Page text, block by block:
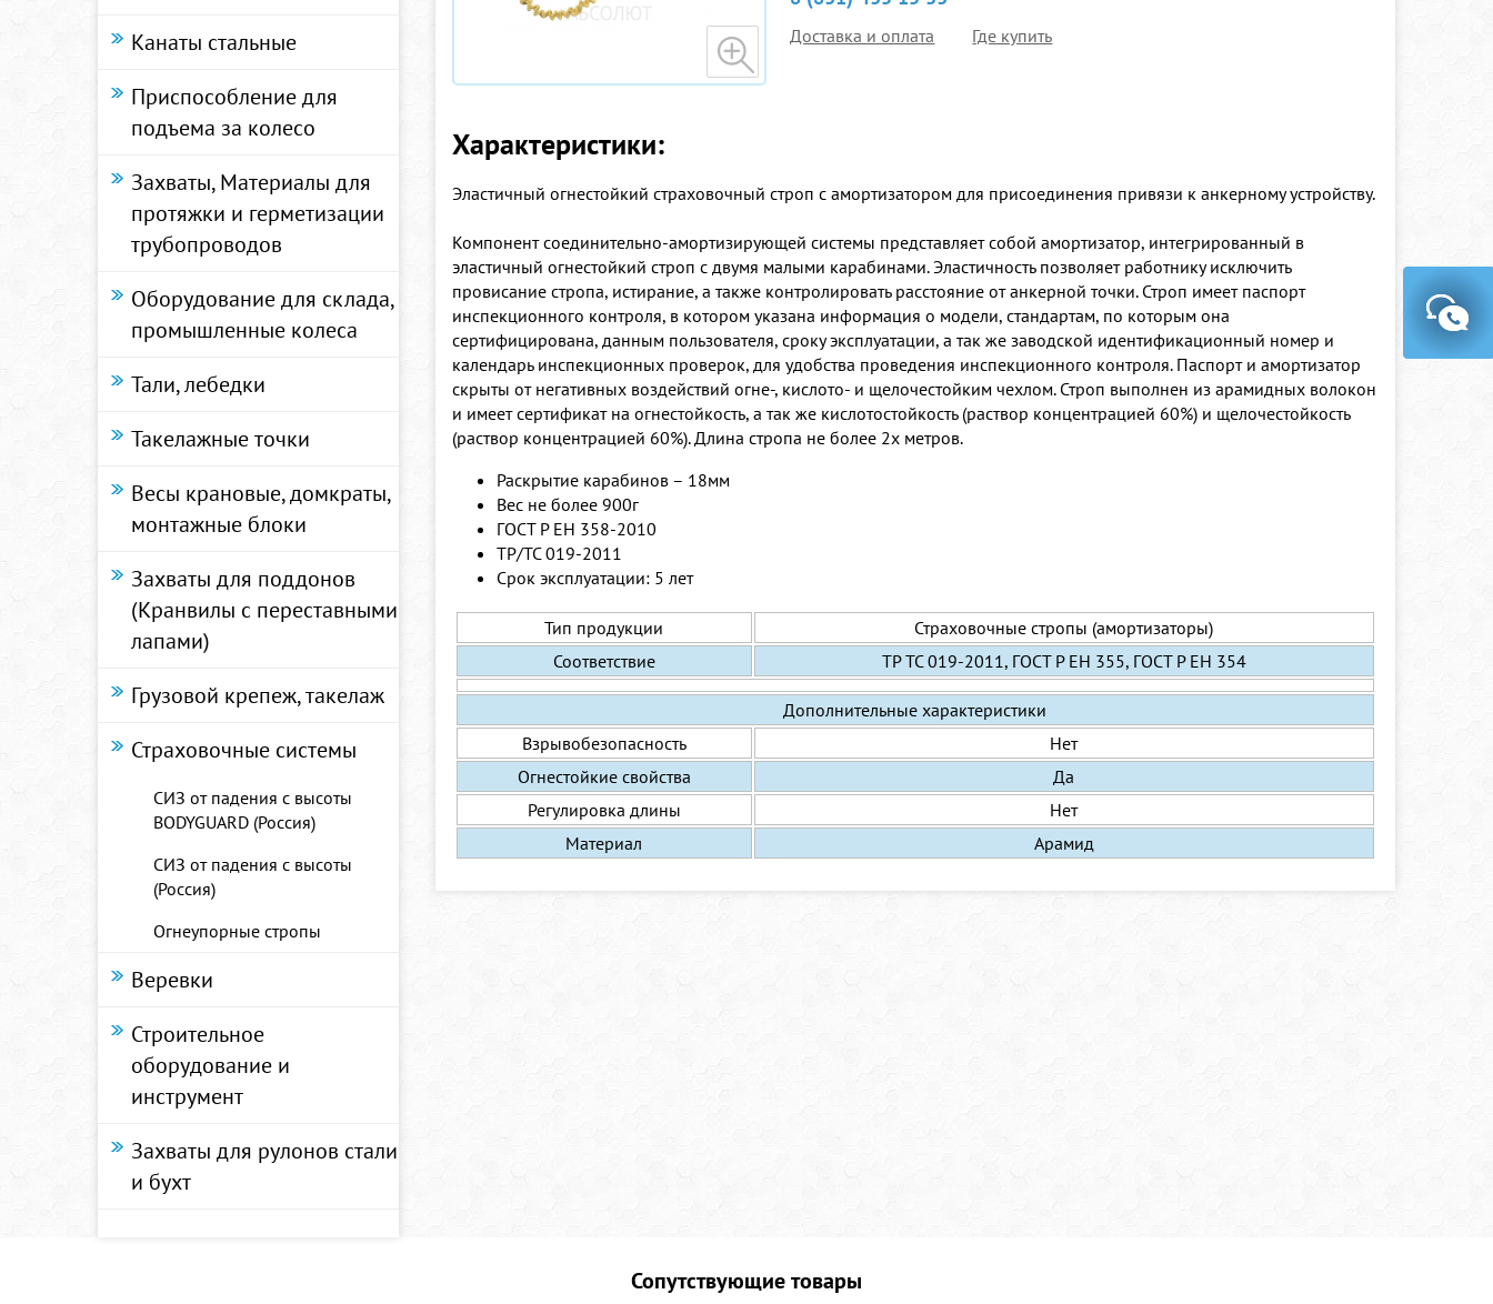
Канаты стальные
Приспособление для
подъема за колесо
Захваты, Материалы для
протяжки и герметизации
трубопроводов
Оборудование для склада,
промышленные колеса
Тали, лебедки
Такелажные точки
Весы крановые, домкраты,
монтажные блоки
Захваты для поддонов
(Кранвилы с переставными
лапами)
Грузовой крепеж, такелаж
Страховочные системы
СИЗ от падения с высоты
BODYGUARD (Россия)
СИЗ от падения с высоты
(Россия)
Огнеупорные стропы
Веревки
Строительное
оборудование и
инструмент
Захваты для рулонов стали
и бухт
Доставка и оплата Где купить
Характеристики:
Эластичный огнестойкий страховочный строп с амортизатором для присоединения привязи к анкерному устройству.
Компонент соединительно-амортизирующей системы представляет собой амортизатор, интегрированный в
эластичный огнестойкий строп с двумя малыми карабинами. Эластичность позволяет работнику исключить
провисание стропа, истирание, а также контролировать расстояние от анкерной точки. Строп имеет паспорт
инспекционного контроля, в котором указана информация о модели, стандартам, по которым она
сертифицирована, данным пользователя, сроку эксплуатации, а так же заводской идентификационный номер и
календарь инспекционных проверок, для удобства проведения инспекционного контроля. Паспорт и амортизатор
скрыты от негативных воздействий огне-, кислото- и щелочестойким чехлом. Строп выполнен из арамидных волокон
и имеет сертификат на огнестойкость, а так же кислотостойкость (раствор концентрацией 60%) и щелочестойкость
(раствор концентрацией 60%). Длина стропа не более 2х метров.
Раскрытие карабинов – 18мм
Вес не более 900г
ГОСТ Р ЕН 358-2010
ТР/ТС 019-2011
Срок эксплуатации: 5 лет
Тип продукции
Страховочные стропы (амортизаторы)
Соответствие
ТР ТС 019-2011, ГОСТ Р ЕН 355, ГОСТ Р ЕН 354
Дополнительные характеристики
Взрывобезопасность
Нет
Огнестойкие свойства
Да
Регулировка длины
Нет
Материал
Арамид
Сопутствующие товары